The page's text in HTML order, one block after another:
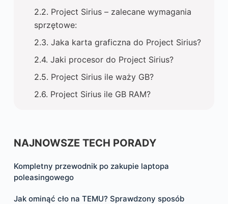
Project Sirius – zalecane wymagania
sprzętowe:
Jaka karta graficzna do Project Sirius?
Jaki procesor do Project Sirius?
Project Sirius ile waży GB?
Project Sirius ile GB RAM?
NAJNOWSZE TECH PORADY
Kompletny przewodnik po zakupie laptopa
poleasingowego
Jak ominąć cło na TEMU? Sprawdzony sposób